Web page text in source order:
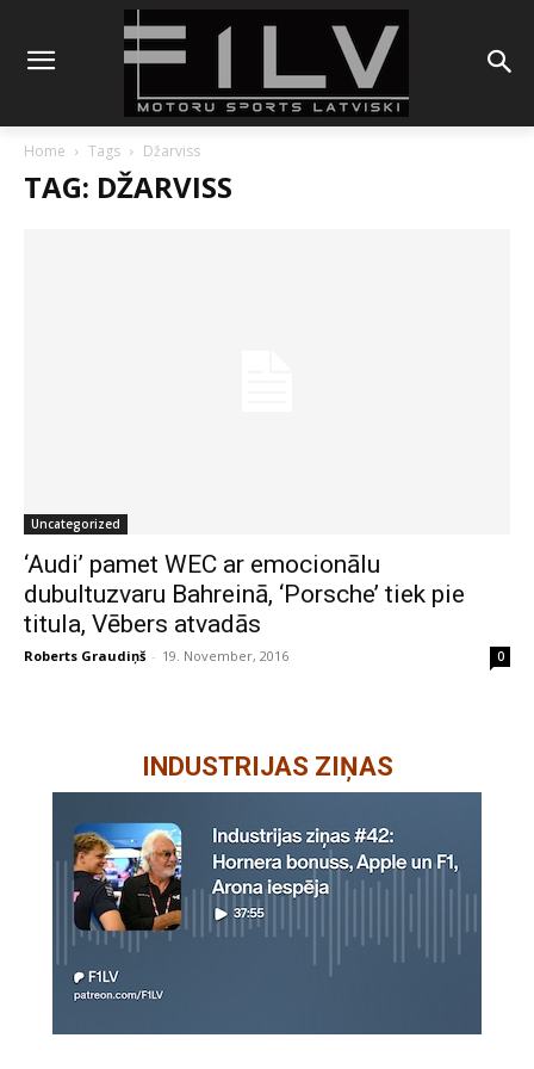
Home Tags Džarviss
TAG: DŽARVISS
Uncategorized
‘Audi’ pamet WEC ar emocionālu
dubultuzvaru Bahreinā, ‘Porsche’ tiek pie
titula, Vēbers atvadās
Roberts Graudiņš - 19. November, 2016 0
INDUSTRIJAS ZIŅAS